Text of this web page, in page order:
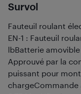
Survol
Fauteuil roulant
EN-1 : Fauteuil
lbBatterie
Approuvé par la
puissant pour
chargeCommande